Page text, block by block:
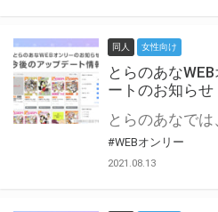
同人 女性向け
とらのあな
ートのお知らせ
#WEBオンリー
2021.08.13